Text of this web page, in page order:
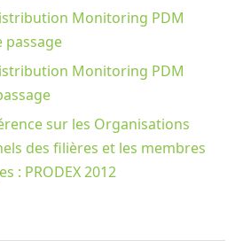
Monitoring PDM
passage
Monitoring PDM
sur les Organisations
des filières et les membres
: PRODEX 2012